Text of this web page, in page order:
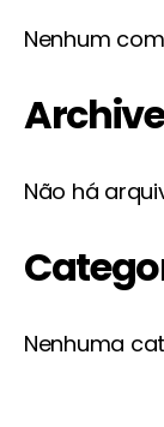
Nenhum
Não há
Nenhuma